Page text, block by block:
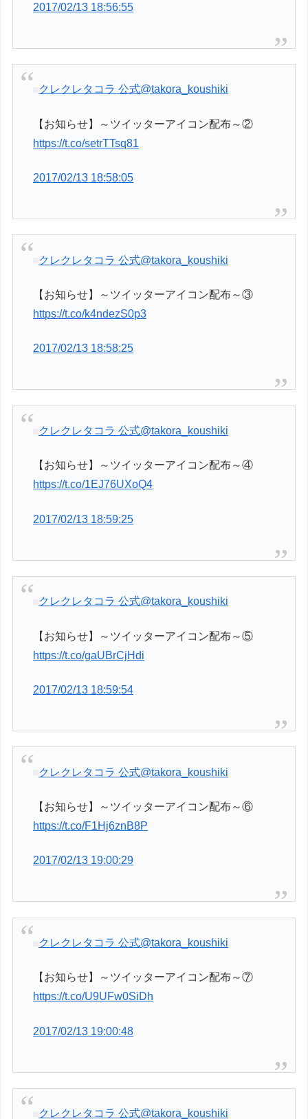
2017/02/13 18:56:55
クレクレタコラ 公式@takora_koushiki
【お知らせ】～ツイッターアイコン配布～②
https://t.co/setrTTsq81
2017/02/13 18:58:05
クレクレタコラ 公式@takora_koushiki
【お知らせ】～ツイッターアイコン配布～③
https://t.co/k4ndezS0p3
2017/02/13 18:58:25
クレクレタコラ 公式@takora_koushiki
【お知らせ】～ツイッターアイコン配布～④
https://t.co/1EJ76UXoQ4
2017/02/13 18:59:25
クレクレタコラ 公式@takora_koushiki
【お知らせ】～ツイッターアイコン配布～⑤
https://t.co/gaUBrCjHdi
2017/02/13 18:59:54
クレクレタコラ 公式@takora_koushiki
【お知らせ】～ツイッターアイコン配布～⑥
https://t.co/F1Hj6znB8P
2017/02/13 19:00:29
クレクレタコラ 公式@takora_koushiki
【お知らせ】～ツイッターアイコン配布～⑦
https://t.co/U9UFw0SiDh
2017/02/13 19:00:48
クレクレタコラ 公式@takora_koushiki